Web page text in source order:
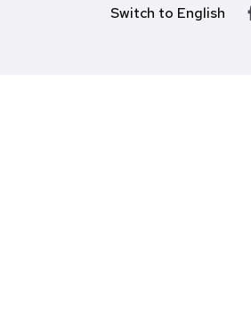
Switch to English